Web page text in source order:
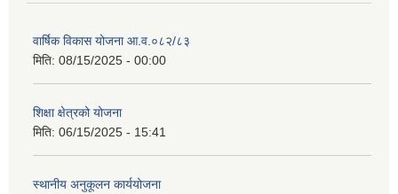
वार्षिक विकास योजना आ.व.०८२/८३
मिति: 08/15/2025 - 00:00
शिक्षा क्षेत्रको योजना
मिति: 06/15/2025 - 15:41
स्थानीय अनुकूलन कार्ययोजना